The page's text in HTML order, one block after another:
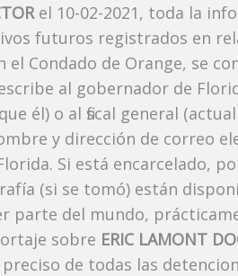
el 10-02-2021, toda la
futuros registrados en
el Condado de Orange, se
al gobernador de
él) o al fiscal general
y dirección de correo
Si está encarcelado,
(si se tomó) están
parte del mundo,
sobre ERIC LAMONT
de todas las